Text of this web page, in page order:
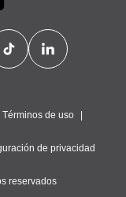
Términos de uso
de privacidad
reservados